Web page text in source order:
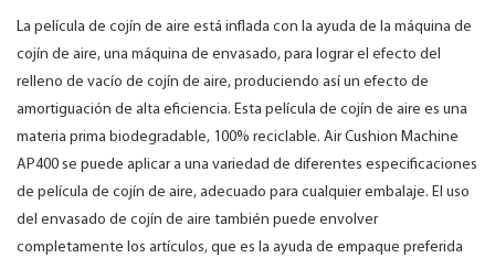
La película de cojín de aire está inflada con la ayuda de la máquina de
cojín de aire, una máquina de envasado, para lograr el efecto del
relleno de vacío de cojín de aire, produciendo así un efecto de
amortiguación de alta eficiencia. Esta película de cojín de aire es una
materia prima biodegradable, 100% reciclable. Air Cushion Machine
AP400 se puede aplicar a una variedad de diferentes especificaciones
de película de cojín de aire, adecuado para cualquier embalaje. El uso
del envasado de cojín de aire también puede envolver
completamente los artículos, que es la ayuda de empaque preferida